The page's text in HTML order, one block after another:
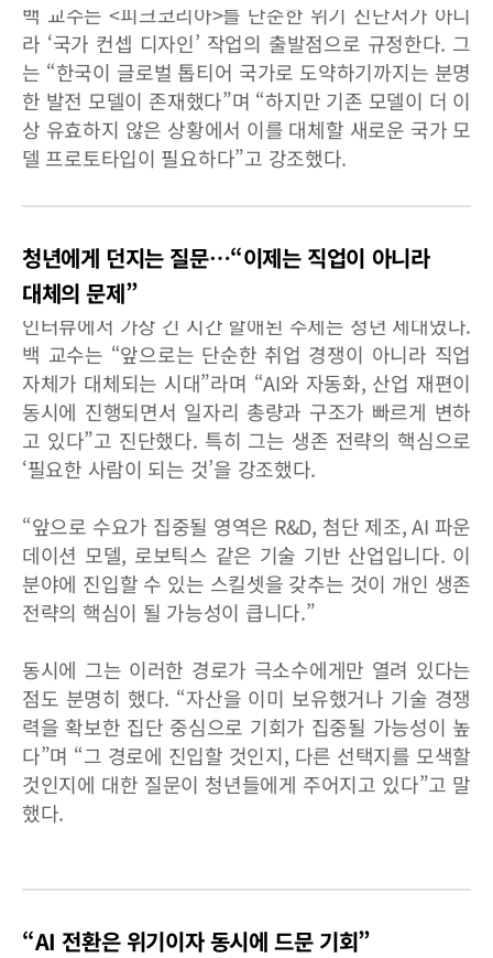
백 교수는 <피크코리아>를 단순한 위기 진단서가 아니
라 ‘국가 컨셉 디자인’ 작업의 출발점으로 규정한다. 그
는 “한국이 글로벌 톱티어 국가로 도약하기까지는 분명
한 발전 모델이 존재했다”며 “하지만 기존 모델이 더 이
상 유효하지 않은 상황에서 이를 대체할 새로운 국가 모
델 프로토타입이 필요하다”고 강조했다.
청년에게 던지는 질문…“이제는 직업이 아니라
대체의 문제”
인터뷰에서 가장 긴 시간 할애된 주제는 청년 세대였다.
백 교수는 “앞으로는 단순한 취업 경쟁이 아니라 직업
자체가 대체되는 시대”라며 “AI와 자동화, 산업 재편이
동시에 진행되면서 일자리 총량과 구조가 빠르게 변하
고 있다”고 진단했다. 특히 그는 생존 전략의 핵심으로
‘필요한 사람이 되는 것’을 강조했다.
“앞으로 수요가 집중될 영역은 R&D, 첨단 제조, AI 파운
데이션 모델, 로보틱스 같은 기술 기반 산업입니다. 이
분야에 진입할 수 있는 스킬셋을 갖추는 것이 개인 생존
전략의 핵심이 될 가능성이 큽니다.”
동시에 그는 이러한 경로가 극소수에게만 열려 있다는
점도 분명히 했다. “자산을 이미 보유했거나 기술 경쟁
력을 확보한 집단 중심으로 기회가 집중될 가능성이 높
다”며 “그 경로에 진입할 것인지, 다른 선택지를 모색할
것인지에 대한 질문이 청년들에게 주어지고 있다”고 말
했다.
“AI 전환은 위기이자 동시에 드문 기회”